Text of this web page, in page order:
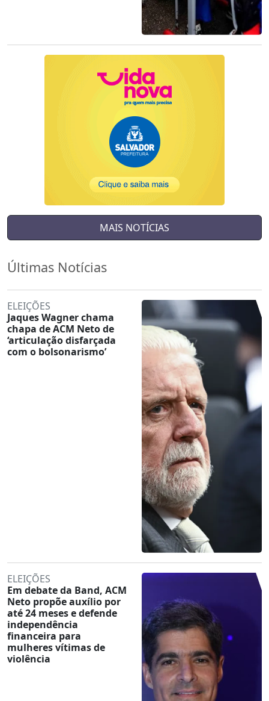
MAIS NOTÍCIAS
Últimas Notícias
ELEIÇÕES
Jaques Wagner chama
chapa de ACM Neto de
‘articulação disfarçada
com o bolsonarismo’
ELEIÇÕES
Em debate da Band, ACM
Neto propõe auxílio por
até 24 meses e defende
independência
financeira para
mulheres vítimas de
violência